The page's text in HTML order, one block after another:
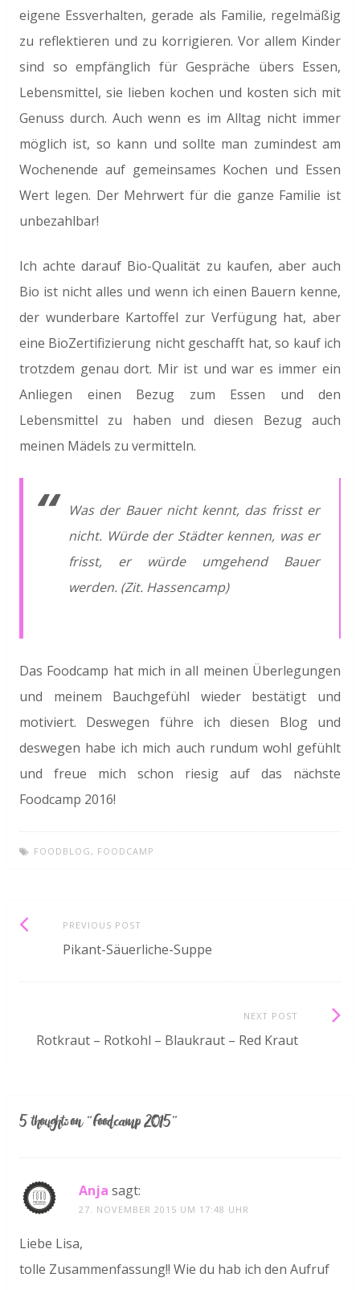
eigene Essverhalten, gerade als Familie, regelmäßig
zu reflektieren und zu korrigieren. Vor allem Kinder
sind so empfänglich für Gespräche übers Essen,
Lebensmittel, sie lieben kochen und kosten sich mit
Genuss durch. Auch wenn es im Alltag nicht immer
möglich ist, so kann und sollte man zumindest am
Wochenende auf gemeinsames Kochen und Essen
Wert legen. Der Mehrwert für die ganze Familie ist
unbezahlbar!
Ich achte darauf Bio-Qualität zu kaufen, aber auch
Bio ist nicht alles und wenn ich einen Bauern kenne,
der wunderbare Kartoffel zur Verfügung hat, aber
eine BioZertifizierung nicht geschafft hat, so kauf ich
trotzdem genau dort. Mir ist und war es immer ein
Anliegen einen Bezug zum Essen und den
Lebensmittel zu haben und diesen Bezug auch
meinen Mädels zu vermitteln.
Was der Bauer nicht kennt, das frisst er
nicht. Würde der Städter kennen, was er
frisst, er würde umgehend Bauer
werden. (Zit. Hassencamp)
Das Foodcamp hat mich in all meinen Überlegungen
und meinem Bauchgefühl wieder bestätigt und
motiviert. Deswegen führe ich diesen Blog und
deswegen habe ich mich auch rundum wohl gefühlt
und freue mich schon riesig auf das nächste
Foodcamp 2016!
FOODBLOG , FOODCAMP
Post
navigation
PREVIOUS POST
post:
Pikant-Säuerliche-Suppe
NEXT POST
Rotkraut – Rotkohl – Blaukraut – Red Kraut
Next
5 thoughts on “Foodcamp 2015”
Anja sagt:
27. NOVEMBER 2015 UM 17:48 UHR
Liebe Lisa,
tolle Zusammenfassung!! Wie du hab ich den Aufruf